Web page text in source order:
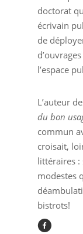
doctorat
écrivain
de
l’espace
L’auteur
du bon
commun
croisait,
littéraires :
modestes
bistrots!